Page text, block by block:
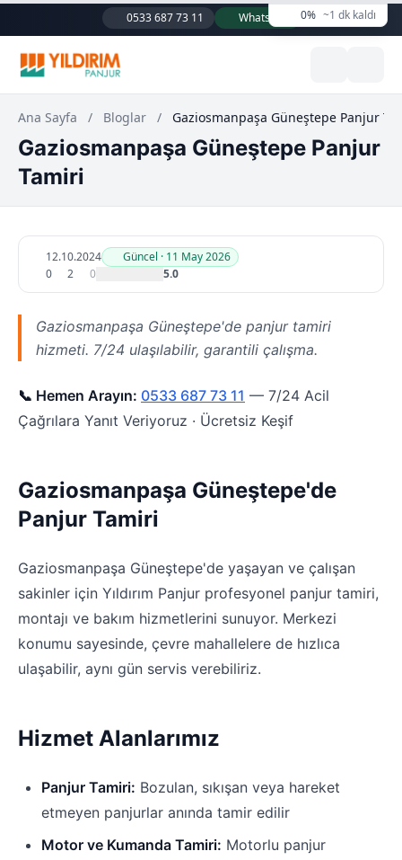
0533 687 73 11 WhatsApp 0% ~1 dk kaldı
Ana Sayfa / Bloglar / Gaziosmanpaşa Güneştepe Panjur
Gaziosmanpaşa Güneştepe Panjur
Tamiri
12.10.2024
Güncel · 11 May 2026
0
2 0 5.0
Gaziosmanpaşa Güneştepe'de panjur tamiri
hizmeti. 7/24 ulaşılabilir, garantili çalışma.
📞 Hemen Arayın: 0533 687 73 11 — 7/24 Acil
Çağrılara Yanıt Veriyoruz · Ücretsiz Keşif
Gaziosmanpaşa Güneştepe'de
Panjur Tamiri
Gaziosmanpaşa Güneştepe'de yaşayan ve çalışan
sakinler için Yıldırım Panjur profesyonel panjur tamiri,
montajı ve bakım hizmetlerini sunuyor. Merkezi
konumu sayesinde, çevre mahallelere de hızlıca
ulaşabilir, aynı gün servis verebiliriz.
Hizmet Alanlarımız
Panjur Tamiri: Bozulan, sıkışan veya hareket
etmeyen panjurlar anında tamir edilir
Motor ve Kumanda Tamiri: Motorlu panjur